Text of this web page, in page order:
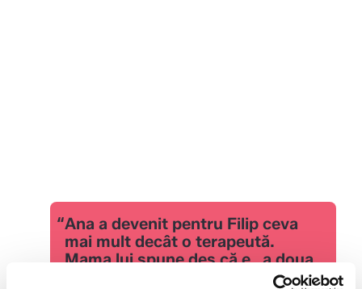
“Ana a devenit pentru Filip ceva
mai mult decât o terapeută.
Mama lui spune des că e „a doua